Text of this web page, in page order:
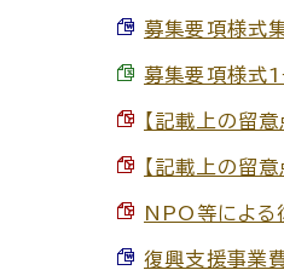
募集要項様式
募集要項様式
【記載上の留
【記載上の留
NPO等によ
復興支援事業